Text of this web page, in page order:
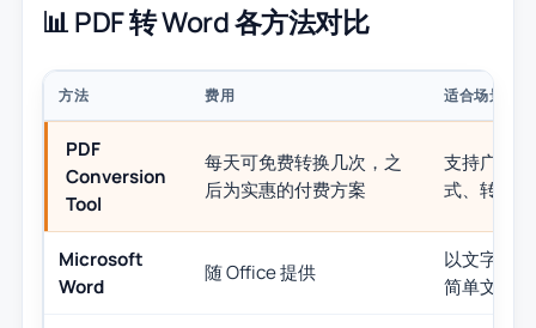
📊 PDF 转 Word 各方法对比
方法 费用 适合场景
PDF
Conversion
Tool
每天可免费转换几次，之
后为实惠的付费方案
支持广泛格
式、转换
Microsoft
Word
随 Office 提供
以文字为
简单文档